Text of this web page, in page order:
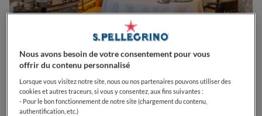
Nous avons besoin de votre consentement pour vous
offrir du contenu personnalisé
Lorsque vous visitez notre site, nous ou nos partenaires pouvons utiliser des
cookies et autres traceurs, si vous y consentez, aux fins suivantes :
- Pour le bon fonctionnement de notre site (chargement du contenu,
authentification, etc.)